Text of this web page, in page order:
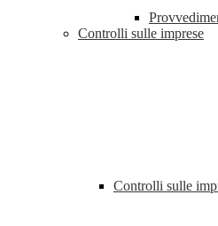
Controlli sulle imprese
Controlli sulle